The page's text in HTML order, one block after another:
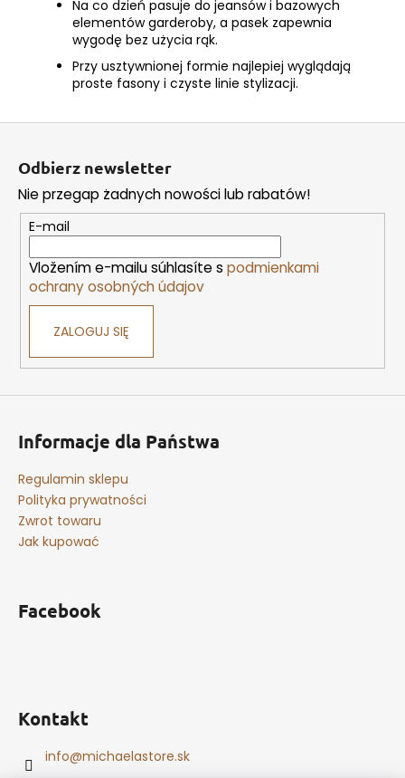
Na co dzień pasuje do jeansów i bazowych
elementów garderoby, a pasek zapewnia
wygodę bez użycia rąk.
Przy usztywnionej formie najlepiej wyglądają
proste fasony i czyste linie stylizacji.
Odbierz newsletter
Nie przegap żadnych nowości lub rabatów!
E-mail
Vložením e-mailu súhlasíte s podmienkami
ochrany osobných údajov
ZALOGUJ SIĘ
Informacje dla Państwa
Regulamin sklepu
Polityka prywatności
Zwrot towaru
Jak kupować
Facebook
Kontakt
info@michaelastore.sk